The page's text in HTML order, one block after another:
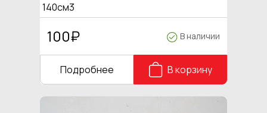
140см3
100₽ В наличии
Подробнее В корзину